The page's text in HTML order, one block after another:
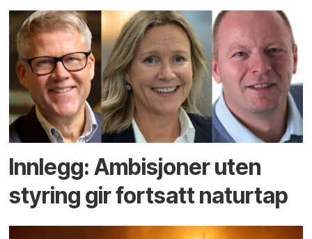
Innlegg: Ambisjoner uten
styring gir fortsatt naturtap